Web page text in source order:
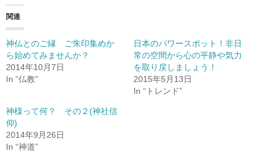
e
r
で
共
有
(
新
ウ
ィ
ウ
で
開
す
る
に
は
ク
い
関連
神仏とのご縁 ご朱印集めか
ら始めてみませんか？
2014年10月7日
In “仏教”
日本のパワースポット！非日
常の空間から心の平静や気力
を取り戻しましょう！
2015年5月13日
In “トレンド”
神様って何？ その２(神社信
仰)
2014年9月26日
In “神道”